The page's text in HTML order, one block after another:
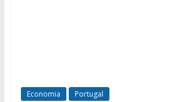
Economia Portugal